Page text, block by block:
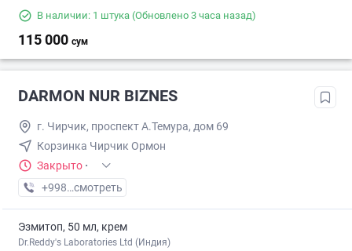
В наличии: 1 штука (Обновлено 3 часа назад)
115 000 сум
DARMON NUR BIZNES
г. Чирчик, проспект А.Темура, дом 69
Корзинка Чирчик Ормон
Закрыто ·
+998 (97) XXX-XX-XX
смотреть
Эзмитоп, 50 мл, крем
Dr.Reddy's Laboratories Ltd (Индия)